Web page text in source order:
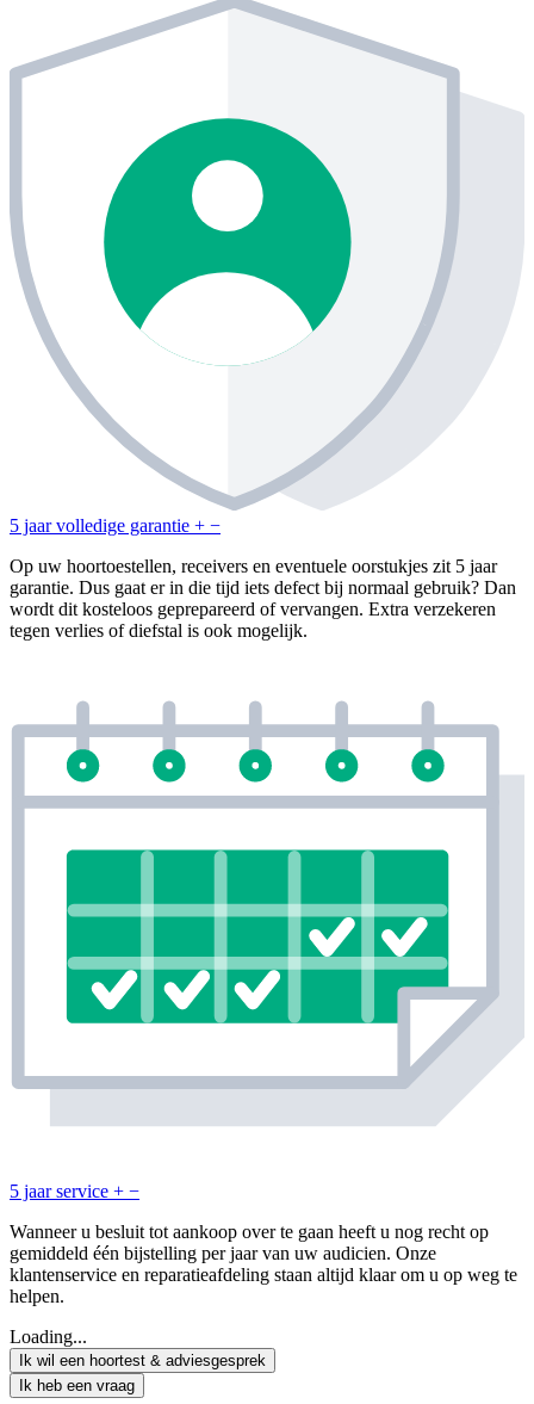
5 jaar volledige garantie + −
Op uw hoortoestellen, receivers en eventuele oorstukjes zit 5 jaar
garantie. Dus gaat er in die tijd iets defect bij normaal gebruik? Dan
wordt dit kosteloos geprepareerd of vervangen. Extra verzekeren
tegen verlies of diefstal is ook mogelijk.
5 jaar service + −
Wanneer u besluit tot aankoop over te gaan heeft u nog recht op
gemiddeld één bijstelling per jaar van uw audicien. Onze
klantenservice en reparatieafdeling staan altijd klaar om u op weg te
helpen.
Loading...
Ik wil een hoortest & adviesgesprek
Ik heb een vraag